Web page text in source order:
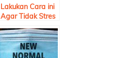
Lakukan Cara ini
Agar Tidak Stres
COVID-19